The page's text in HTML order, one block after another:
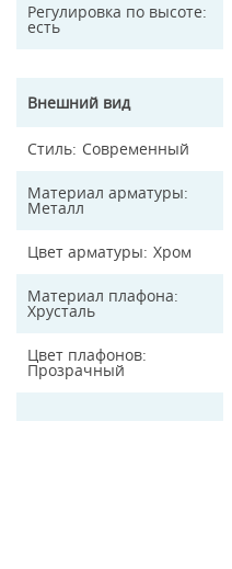
Регулировка по высоте
есть
Внешний вид
Стиль Современный
Материал арматуры
Металл
Цвет арматуры Хром
Материал плафона
Хрусталь
Цвет плафонов
Прозрачный